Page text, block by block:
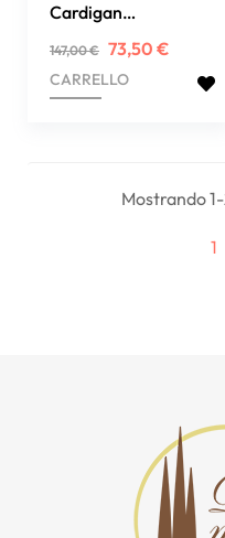
Cardigan
cashmere,seta,lana
Prezzo
regolare
147,00 € Prezzo
73,50 €
CARRELLO
Mostrando
1